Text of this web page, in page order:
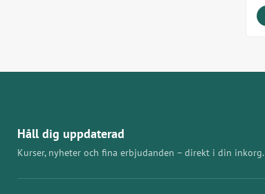
Håll dig uppdaterad
Kurser, nyheter och fina erbjudanden – direkt i din inkorg.